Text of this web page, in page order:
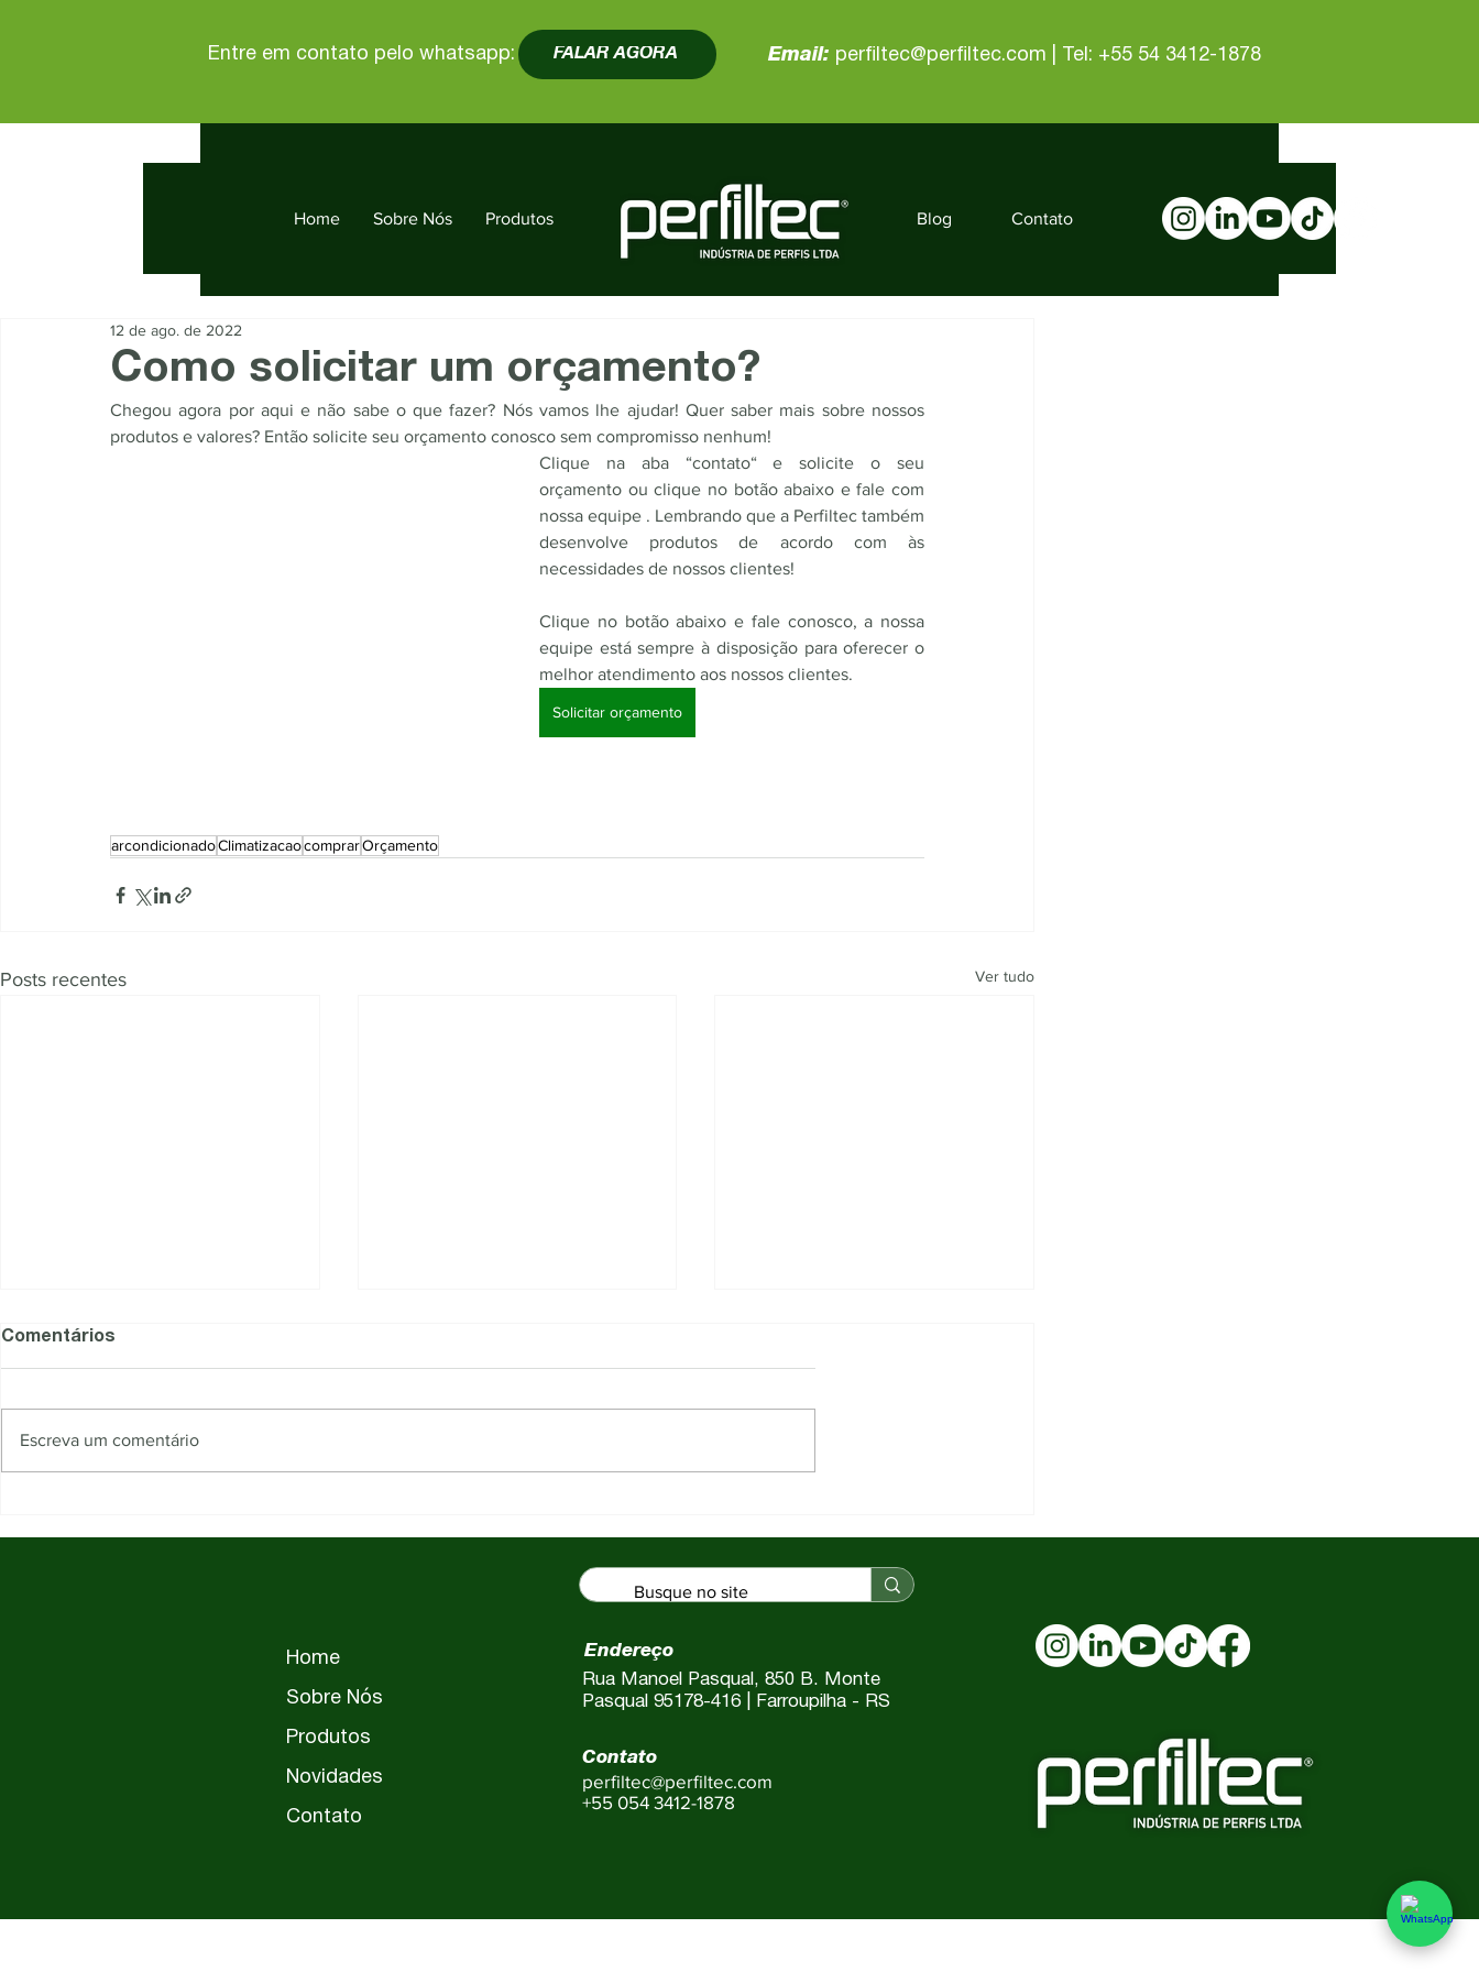
FALAR AGORA
Entre em contato pelo whatsapp: Email: perfiltec@perfiltec.com | Tel: +55 54 3412-1878
Home Sobre Nós Produtos Blog Contato
Como solicitar um orçamento?
12 de ago. de 2022
Chegou agora por aqui e não sabe o que fazer? Nós vamos lhe ajudar! Quer saber mais sobre nossos
produtos e valores? Então solicite seu orçamento conosco sem compromisso nenhum!
Clique na aba “contato“ e solicite o seu
orçamento ou clique no botão abaixo e fale com
nossa equipe . Lembrando que a Perfiltec também
desenvolve produtos de acordo com às
necessidades de nossos clientes!
Clique no botão abaixo e fale conosco, a nossa
equipe está sempre à disposição para oferecer o
melhor atendimento aos nossos clientes.
Solicitar orçamento
arcondicionadoClimatizacaocomprarOrçamento
Posts recentes Ver tudo
o instalador captura o
mm: como escolher a
bitola certa para cada
condicionado: o checklist
que garante o verão do
seu cliente (e a sua
agenda)
Comentários
Escreva um comentário
Home
Sobre Nós
Produtos
Novidades
Contato
Endereço
Rua Manoel Pasqual, 850 B. Monte
Pasqual 95178-416 | Farroupilha - RS
Contato
perfiltec@perfiltec.com
+55 054 3412-1878